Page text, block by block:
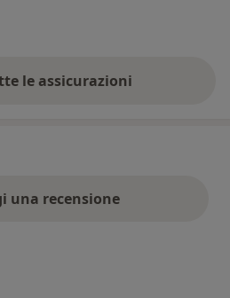
le assicurazioni
una recensione